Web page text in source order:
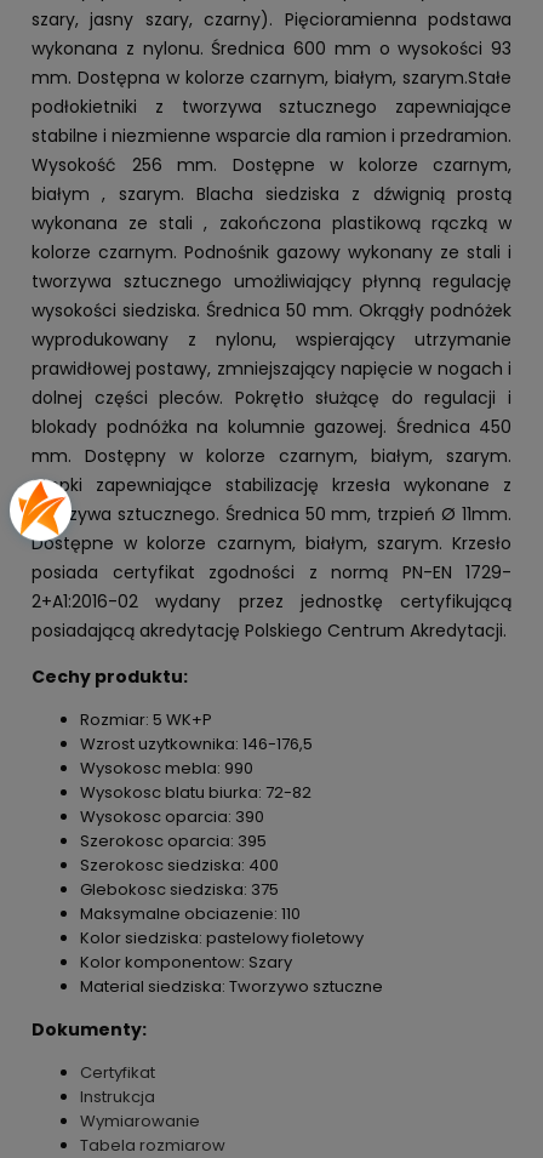
szary, jasny szary, czarny). Pięcioramienna podstawa
wykonana z nylonu. Średnica 600 mm o wysokości 93
mm. Dostępna w kolorze czarnym, białym, szarym.Stałe
podłokietniki z tworzywa sztucznego zapewniające
stabilne i niezmienne wsparcie dla ramion i przedramion.
Wysokość 256 mm. Dostępne w kolorze czarnym,
białym , szarym. Blacha siedziska z dźwignią prostą
wykonana ze stali , zakończona plastikową rączką w
kolorze czarnym. Podnośnik gazowy wykonany ze stali i
tworzywa sztucznego umożliwiający płynną regulację
wysokości siedziska. Średnica 50 mm. Okrągły podnóżek
wyprodukowany z nylonu, wspierający utrzymanie
prawidłowej postawy, zmniejszający napięcie w nogach i
dolnej części pleców. Pokrętło służącę do regulacji i
blokady podnóżka na kolumnie gazowej. Średnica 450
mm. Dostępny w kolorze czarnym, białym, szarym.
Stopki zapewniające stabilizację krzesła wykonane z
tworzywa sztucznego. Średnica 50 mm, trzpień Ø 11mm.
Dostępne w kolorze czarnym, białym, szarym. Krzesło
posiada certyfikat zgodności z normą PN-EN 1729-
2+A1:2016-02 wydany przez jednostkę certyfikującą
posiadającą akredytację Polskiego Centrum Akredytacji.
Cechy produktu:
Rozmiar: 5 WK+P
Wzrost uzytkownika: 146-176,5
Wysokosc mebla: 990
Wysokosc blatu biurka: 72-82
Wysokosc oparcia: 390
Szerokosc oparcia: 395
Szerokosc siedziska: 400
Glebokosc siedziska: 375
Maksymalne obciazenie: 110
Kolor siedziska: pastelowy fioletowy
Kolor komponentow: Szary
Material siedziska: Tworzywo sztuczne
Dokumenty:
Certyfikat
Instrukcja
Wymiarowanie
Tabela rozmiarow